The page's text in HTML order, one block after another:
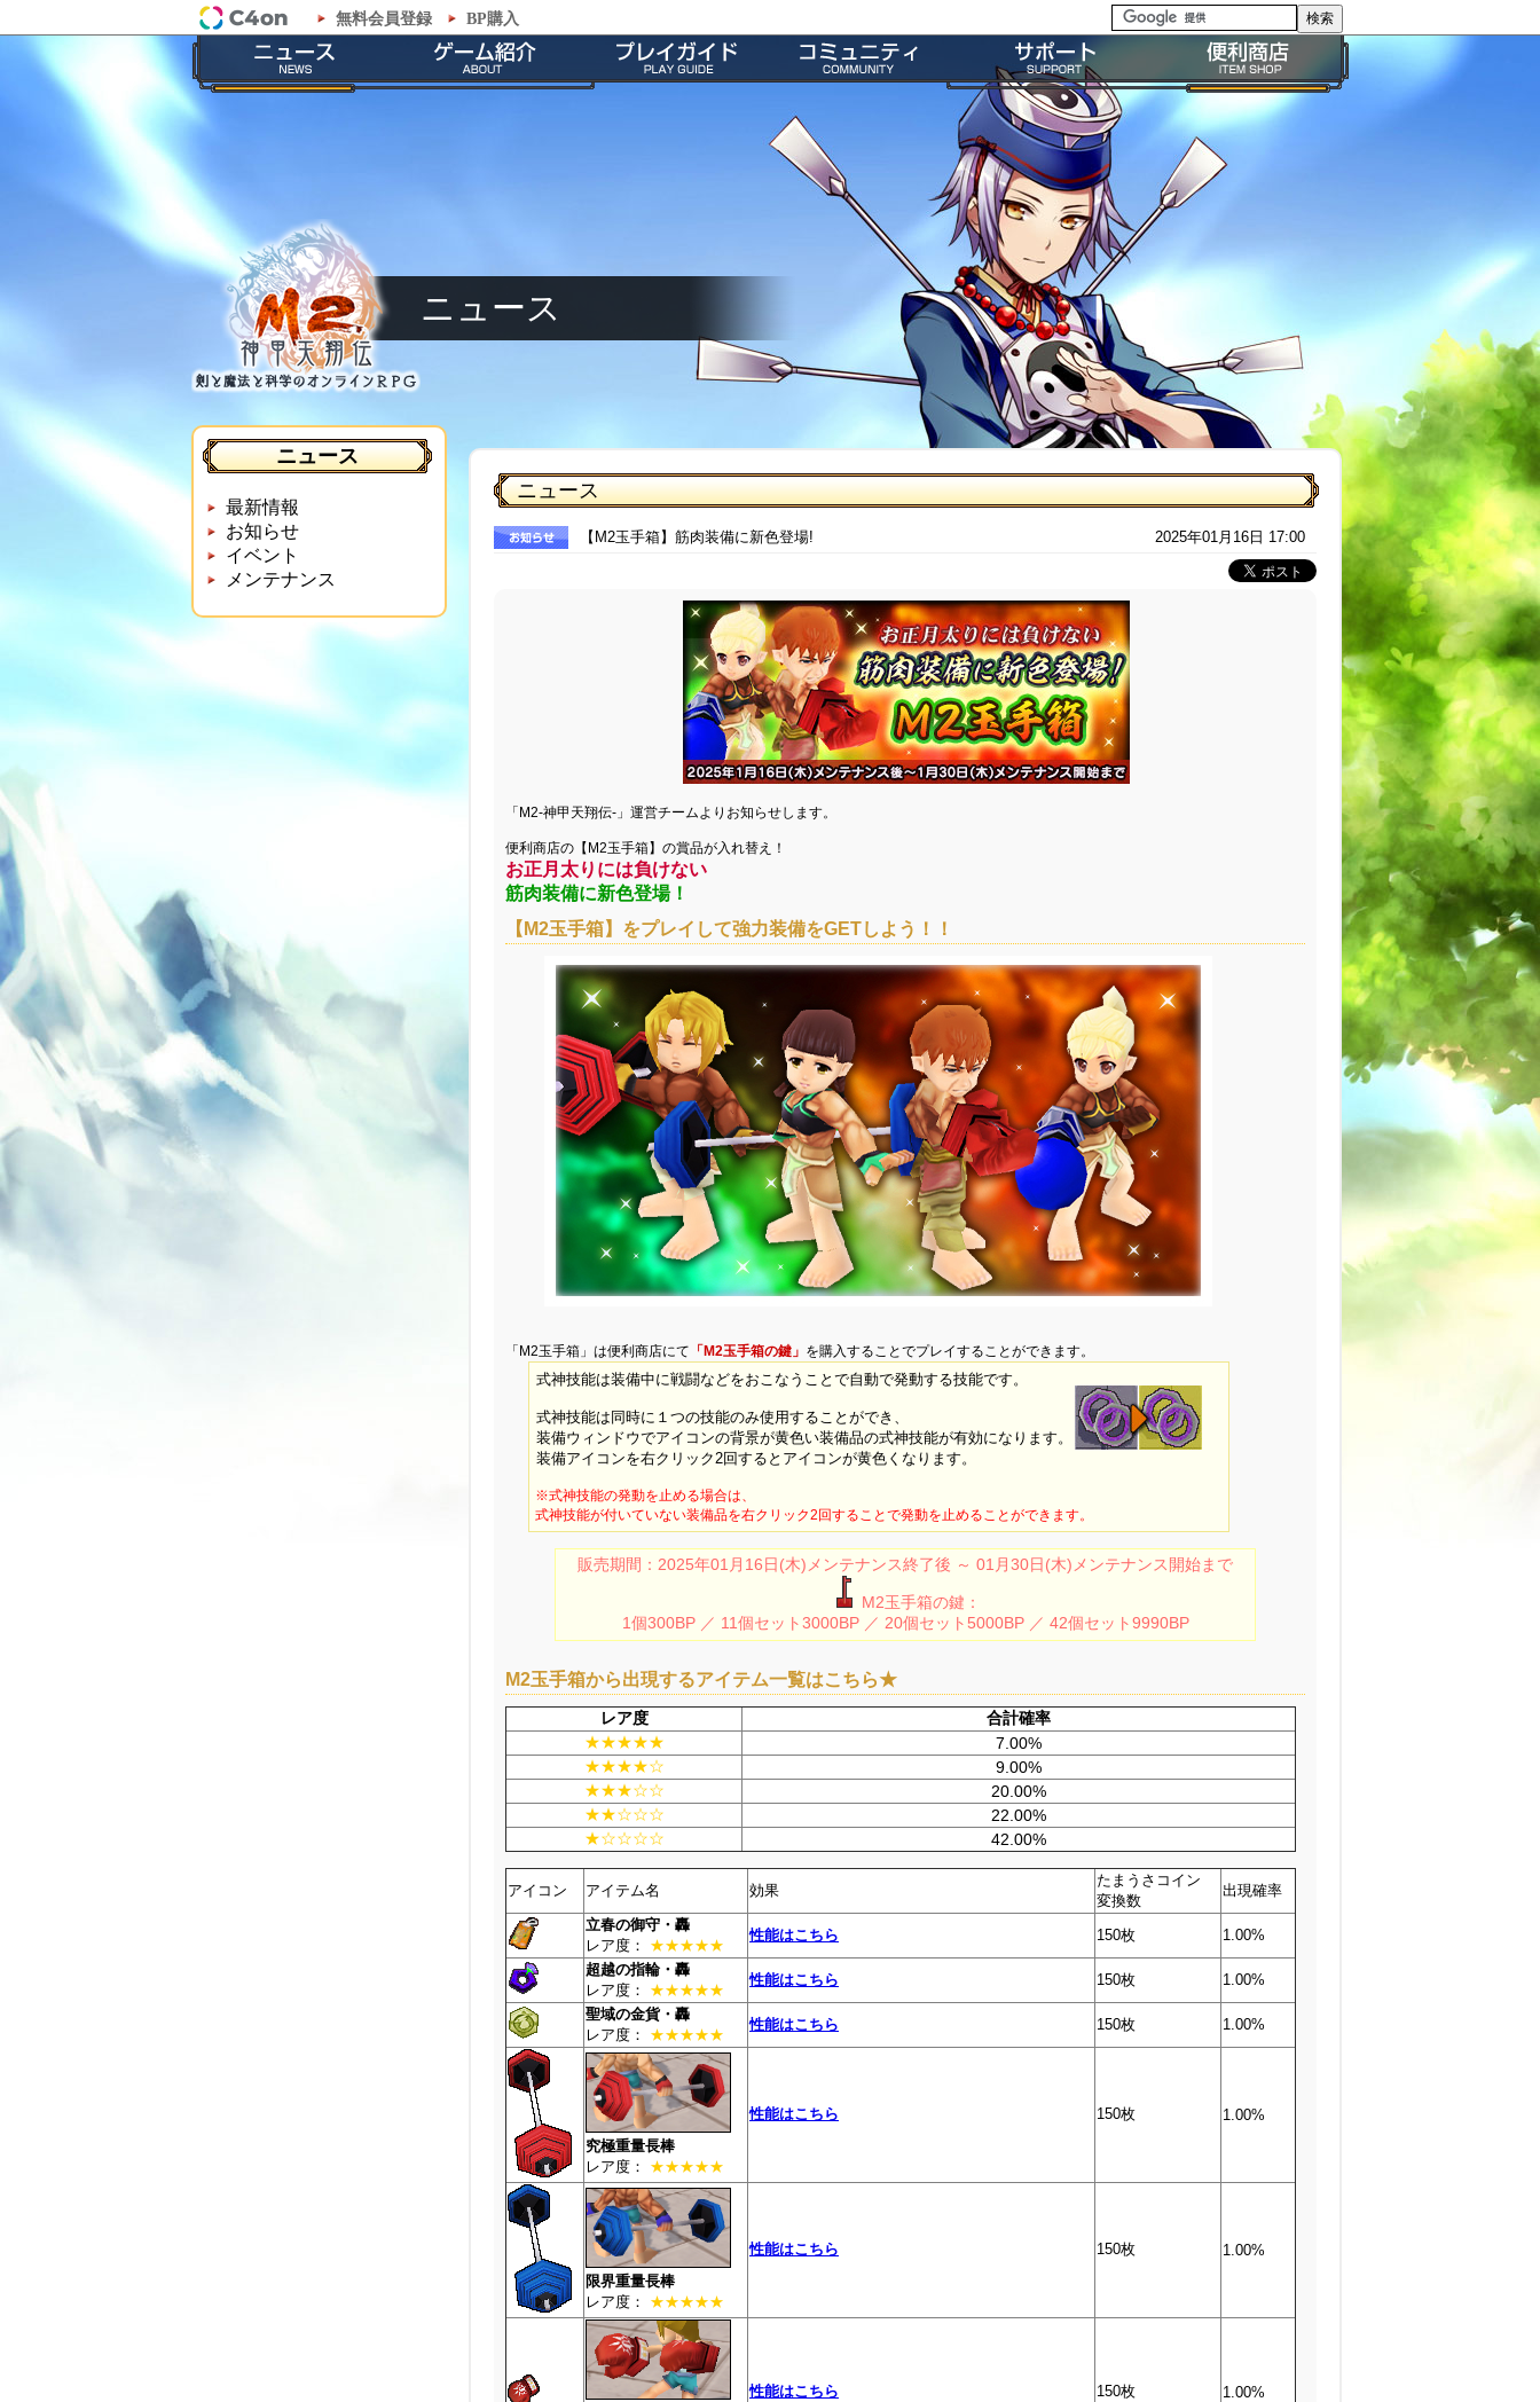
無料会員登録 BP購入
「M2-神甲天翔伝-」公式サイト
ニュース
師団＆友だち募集掲示板
ファンキット
ファンサイト
M2オリジナル辞書
壁紙
師団ランキング
よくある質問・FAQ
お問い合わせ
ガイドライン
利用規約
便利商店ガイド
BP購入ガイド
ニュース
最新情報
お知らせ
イベント
メンテナンス
ニュース
【M2玉手箱】筋肉装備に新色登場! 2025年01月16日 17:00
「M2-神甲天翔伝-」運営チームよりお知らせします。
便利商店の【M2玉手箱】の賞品が入れ替え！
お正月太りには負けない
筋肉装備に新色登場！
【M2玉手箱】をプレイして強力装備をGETしよう！！
「M2玉手箱」は便利商店にて 「M2玉手箱の鍵」 を購入することでプレイすることができます。
式神技能は装備中に戦闘などをおこなうことで自動で発動する技能です。
式神技能は同時に１つの技能のみ使用することができ、
装備ウィンドウでアイコンの背景が黄色い装備品の式神技能が有効になります。
装備アイコンを右クリック2回するとアイコンが黄色くなります。
※式神技能の発動を止める場合は、
式神技能が付いていない装備品を右クリック2回することで発動を止めることができます。
販売期間：2025年01月16日(木)メンテナンス終了後 ～ 01月30日(木)メンテナンス開始まで
M2玉手箱の鍵：
1個300BP ／ 11個セット3000BP ／ 20個セット5000BP ／ 42個セット9990BP
M2玉手箱から出現するアイテム一覧はこちら★
レア度
合計確率
★★★★★
7.00%
★★★★☆
9.00%
★★★☆☆
20.00%
★★☆☆☆
22.00%
★☆☆☆☆
42.00%
アイコン アイテム名 効果
たまうさコイン
変換数
出現確率
立春の御守・轟
レア度： ★★★★★
性能はこちら 150枚
1.00%
超越の指輪・轟
レア度： ★★★★★
性能はこちら 150枚
1.00%
聖域の金貨・轟
レア度： ★★★★★
性能はこちら 150枚 1.00%
究極重量長棒
レア度： ★★★★★
性能はこちら 150枚 1.00%
限界重量長棒
レア度： ★★★★★
性能はこちら 150枚 1.00%
性能はこちら 150枚 1.00%